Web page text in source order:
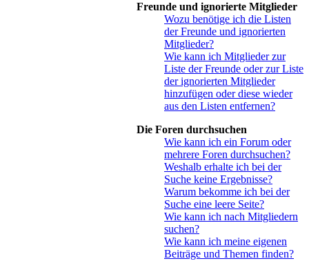
Freunde und ignorierte Mitglieder
Wozu benötige ich die Listen
der Freunde und ignorierten
Mitglieder?
Wie kann ich Mitglieder zur
Liste der Freunde oder zur Liste
der ignorierten Mitglieder
hinzufügen oder diese wieder
aus den Listen entfernen?
Die Foren durchsuchen
Wie kann ich ein Forum oder
mehrere Foren durchsuchen?
Weshalb erhalte ich bei der
Suche keine Ergebnisse?
Warum bekomme ich bei der
Suche eine leere Seite?
Wie kann ich nach Mitgliedern
suchen?
Wie kann ich meine eigenen
Beiträge und Themen finden?